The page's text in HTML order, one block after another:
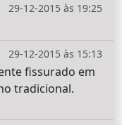
29-12-2015 às 19:25
29-12-2015 às 15:13
fissurado em
tradicional.